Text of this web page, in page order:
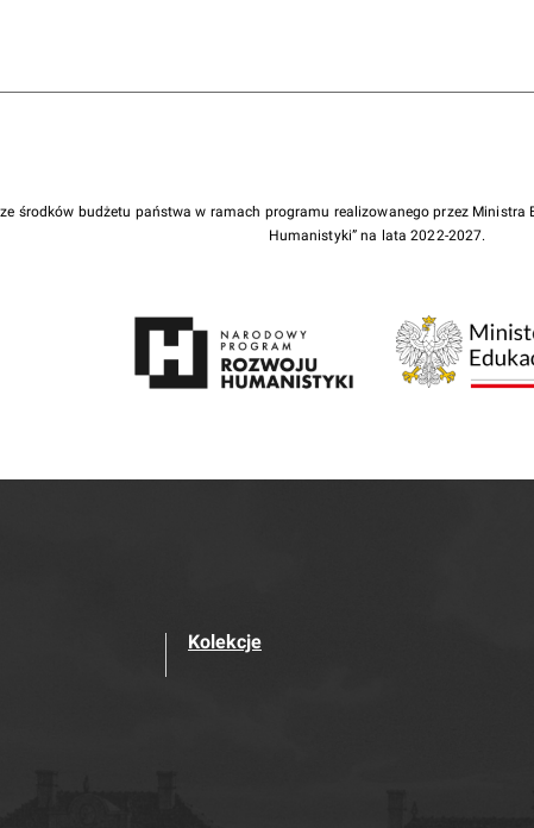
środków budżetu państwa w ramach programu realizowanego przez Ministra
Humanistyki” na lata 2022-2027.
Kolekcje